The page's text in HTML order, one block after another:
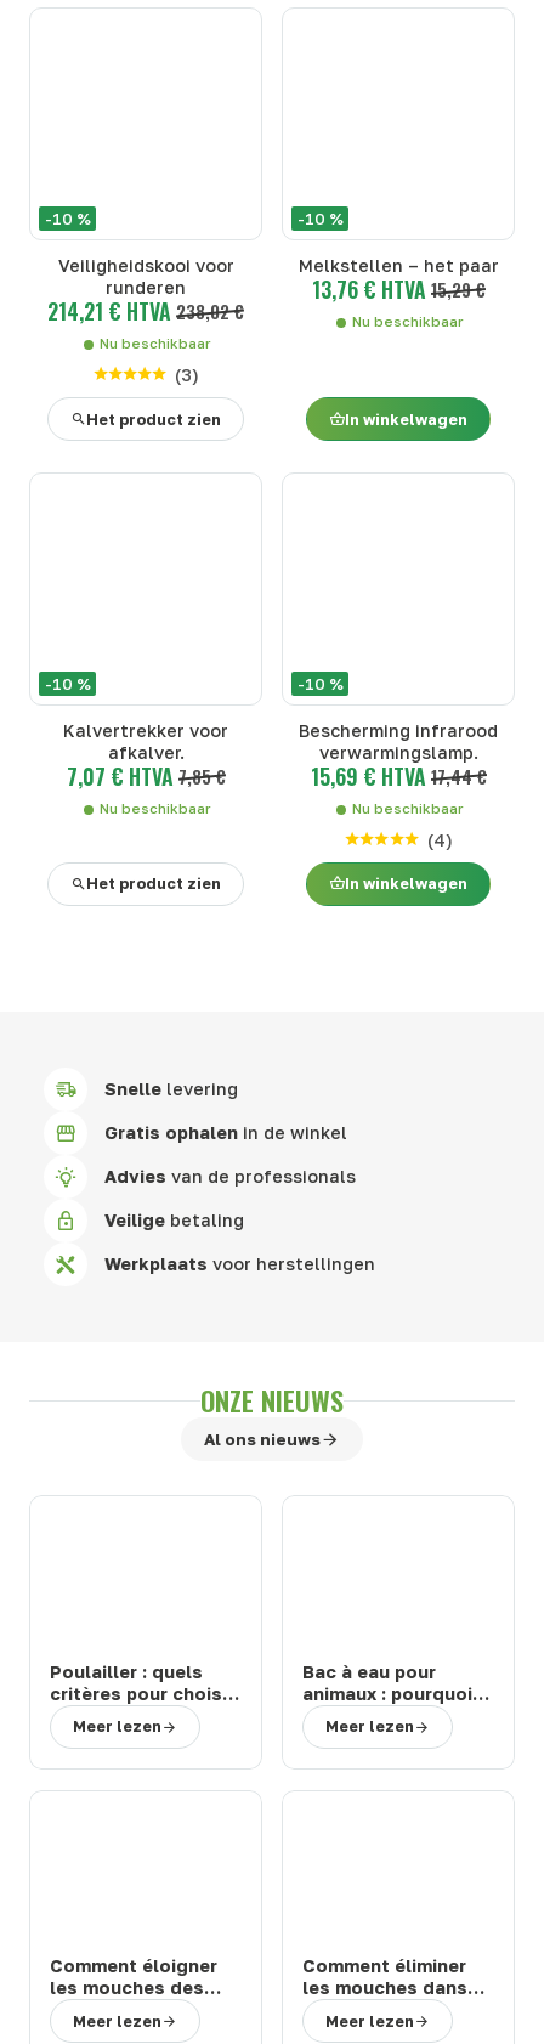
-10 %
Veiligheidskooi voor
runderen
214,21 € HTVA 238,02 €
Nu beschikbaar
(3)
Het product zien
-10 %
Melkstellen – het paar
13,76 € HTVA 15,29 €
Nu beschikbaar
In winkelwagen
-10 %
Kalvertrekker voor
afkalver.
7,07 € HTVA 7,85 €
Nu beschikbaar
Het product zien
-10 %
Bescherming infrarood
verwarmingslamp.
15,69 € HTVA 17,44 €
Nu beschikbaar
(4)
In winkelwagen
Snelle levering
Gratis ophalen in de winkel
Advies van de professionals
Veilige betaling
Werkplaats voor herstellingen
ONZE NIEUWS
Al ons nieuws
Poulailler : quels
critères pour choisir
un modèle durable
et facile à entretenir
Meer lezen
Bac à eau pour
animaux : pourquoi
choisir un abreuvoir
de la marque Suevia
Meer lezen
Comment éloigner
les mouches des
chevaux et bovins
en prairie : solutions
Meer lezen
Comment éliminer
les mouches dans
une étable ou une
ferme : 3 solutions
Meer lezen